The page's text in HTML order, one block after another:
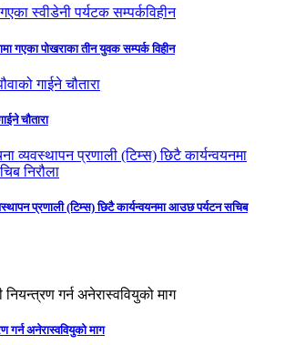
गएका पोखराका तीन युवक सम्पर्क विहीन
चौतारा
प्रणाली (टिम्स) छिटै कार्यन्वयनमा आउछ पर्यटन सचिब
गर्न अनेरास्ववियुको माग